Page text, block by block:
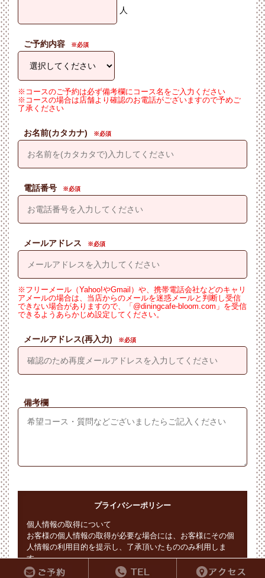
人
ご予約内容
※コースのご予約は必ず備考欄にコース名をご入力ください
※コースの場合は店舗より確認のお電話がございますので予めご
了承ください
お名前(カタカナ)
電話番号
メールアドレス
※フリーメール（Yahoo!やGmail）や、携帯電話会社などのキャリ
アメールの場合は、当店からのメールを迷惑メールと判断し受信
できない場合がありますので、「@diningcafe-bloom.com」を受信
できるようあらかじめ設定してください。
メールアドレス(再入力)
備考欄
プライバシーポリシー
個人情報の取得について
お客様の個人情報の取得が必要な場合には、お客様にその個
人情報の利用目的を提示し、了承頂いたもののみ利用しま
す。
個人情報の利用について